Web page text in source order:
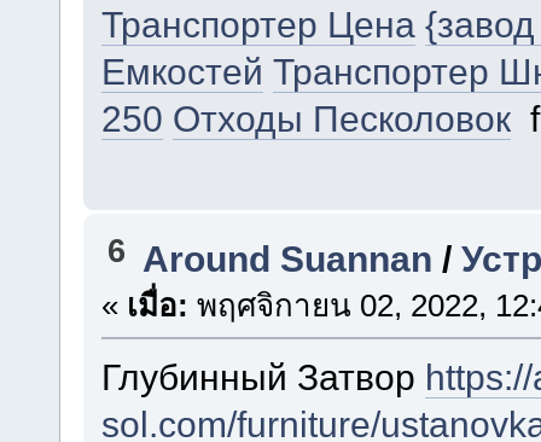
Транспортер Цена
Емкостей Транспортер
250 Отходы Песколовок
6 Around Suannan /
« เมื่อ: พฤศจิกายน 02, 2022,
Глубинный Затвор
sol.com/furniture/